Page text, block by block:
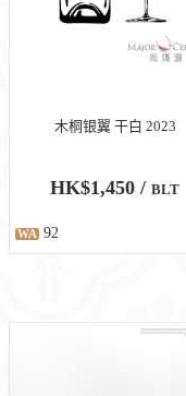
木桐银翼 干白 2023
HK$1,450 / BLT
WA 92